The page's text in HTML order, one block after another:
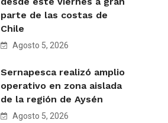
parte de las costas de
Chile
Agosto 5, 2026
Sernapesca realizó amplio
operativo en zona aislada
de la región de Aysén
Agosto 5, 2026